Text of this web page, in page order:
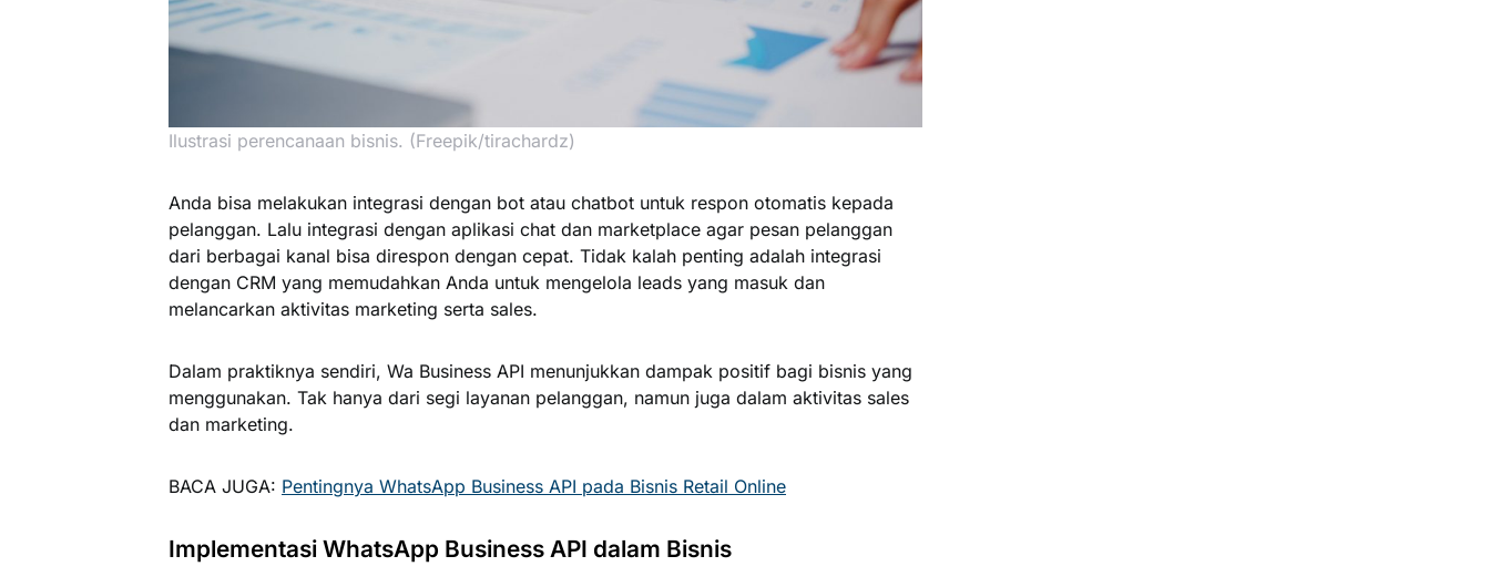
Ilustrasi perencanaan bisnis. (Freepik/tirachardz)
Anda bisa melakukan integrasi dengan bot atau chatbot untuk respon otomatis kepada
pelanggan. Lalu integrasi dengan aplikasi chat dan marketplace agar pesan pelanggan
dari berbagai kanal bisa direspon dengan cepat. Tidak kalah penting adalah integrasi
dengan CRM yang memudahkan Anda untuk mengelola leads yang masuk dan
melancarkan aktivitas marketing serta sales.
Dalam praktiknya sendiri, Wa Business API menunjukkan dampak positif bagi bisnis yang
menggunakan. Tak hanya dari segi layanan pelanggan, namun juga dalam aktivitas sales
dan marketing.
BACA JUGA: Pentingnya WhatsApp Business API pada Bisnis Retail Online
Implementasi WhatsApp Business API dalam Bisnis